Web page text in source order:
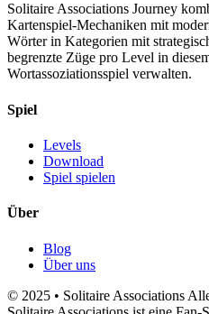
Solitaire Associations Journey
Kartenspiel-Mechaniken mit
Wörter in Kategorien mit
begrenzte Züge pro Level in
Wortassoziationsspiel verwalten.
Spiel
Levels
Download
Spiel spielen
Über
Blog
Über uns
© 2025 • Solitaire Associations